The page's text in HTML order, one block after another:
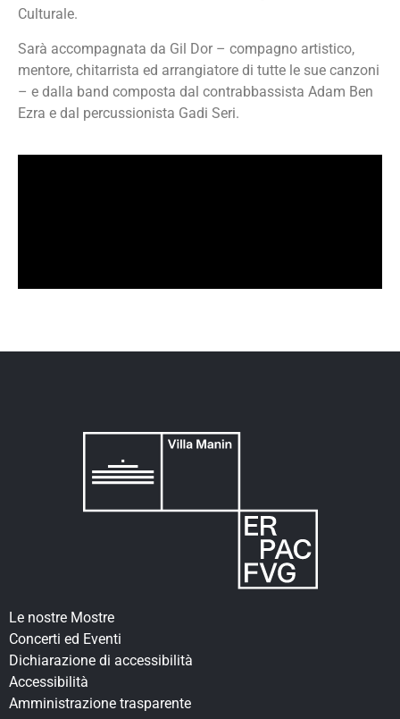
Culturale.
Sarà accompagnata da Gil Dor – compagno artistico,
mentore, chitarrista ed arrangiatore di tutte le sue canzoni
– e dalla band composta dal contrabbassista Adam Ben
Ezra e dal percussionista Gadi Seri.
Le nostre Mostre
Concerti ed Eventi
Dichiarazione di accessibilità
Accessibilità
Amministrazione trasparente